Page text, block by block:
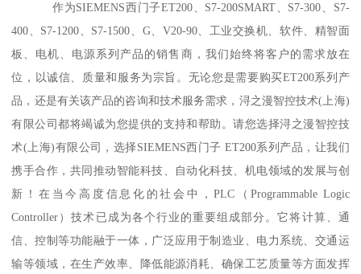
作为SIEMENS西门子ET200、S7-200SMART、S7-300、S7-
400、S7-1200、S7-1500、G、V20-90、工业交换机、软件、精智面
板、电机、电源系列产品的销售商，我们始终将客户的需求放在
位，以诚信、质量和服务为宗旨。无论您是需要购买ET200系列产
品，还是有关该产品的咨询和技术服务需求，浔之漫智控技术(上海)
有限公司都将竭诚为您提供的支持和帮助。请您选择浔之漫智控技
术(上海)有限公司，选择SIEMENS西门子 ET200系列产品，让我们
携手合作，共同推动智能科技、自动化科技、机电领域的发展与创
新！在当今高度信息化的社会中，PLC（Programmable Logic
Controller）技术已成为各个行业的重要组成部分。它将计算、通
信、控制等功能融于一体，广泛应用于制造业、电力系统、交通运
输等领域，在生产效率、降低能源消耗、确保工艺质量等方面发挥